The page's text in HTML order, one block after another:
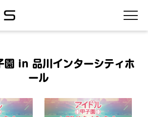
園 in 品川インターシティホ
ール